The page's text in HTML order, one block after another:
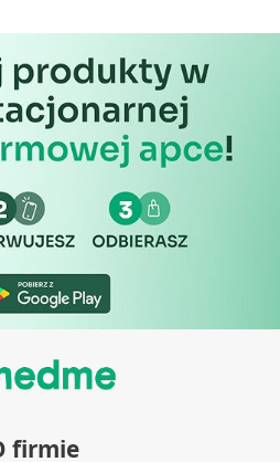
firmie
danych do
na podstawie